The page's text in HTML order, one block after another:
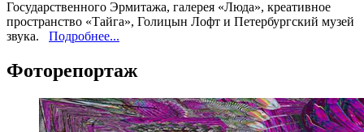
Государственного Эрмитажа, галерея «Люда», креативное
пространство «Тайга», Голицын Лофт и Петербургский музей
звука. Подробнее...
Фоторепортаж